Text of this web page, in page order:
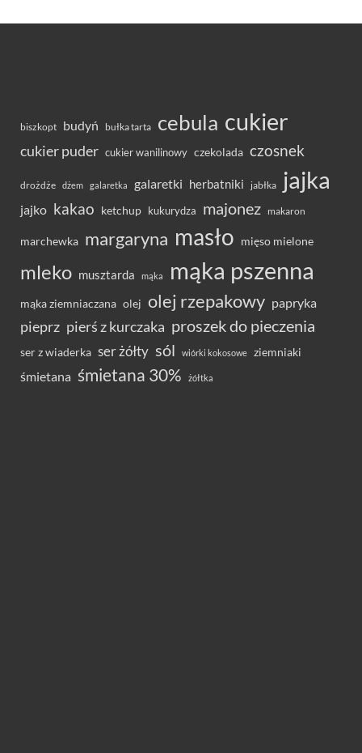
biszkopt budyń bułka tarta cebula cukier
cukier puder cukier wanilinowy czekolada czosnek
drożdże dżem galaretka galaretki herbatniki jabłka jajka
jajko kakao ketchup kukurydza majonez makaron
marchewka margaryna masło mięso mielone
mleko musztarda mąka mąka pszenna
mąka ziemniaczana olej olej rzepakowy papryka
pieprz pierś z kurczaka proszek do pieczenia
ser z wiaderka ser żółty sól wiórki kokosowe ziemniaki
śmietana śmietana 30% żółtka